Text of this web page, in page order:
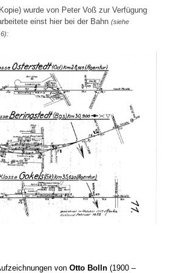
wurde von Peter Voß zur Verfügung
einst hier bei der Bahn (siehe
von Otto Bolln (1900 –